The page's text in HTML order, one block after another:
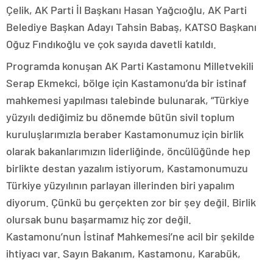
Çelik, AK Parti İl Başkanı Hasan Yağcıoğlu, AK Parti
Belediye Başkan Adayı Tahsin Babaş, KATSO Başkanı
Oğuz Fındıkoğlu ve çok sayıda davetli katıldı.
Programda konuşan AK Parti Kastamonu Milletvekili
Serap Ekmekci, bölge için Kastamonu’da bir istinaf
mahkemesi yapılması talebinde bulunarak, “Türkiye
yüzyılı dediğimiz bu dönemde bütün sivil toplum
kuruluşlarımızla beraber Kastamonumuz için birlik
olarak bakanlarımızın liderliğinde, öncülüğünde hep
birlikte destan yazalım istiyorum, Kastamonumuzu
Türkiye yüzyılının parlayan illerinden biri yapalım
diyorum. Çünkü bu gerçekten zor bir şey değil. Birlik
olursak bunu başarmamız hiç zor değil.
Kastamonu’nun İstinaf Mahkemesi’ne acil bir şekilde
ihtiyacı var. Sayın Bakanım, Kastamonu, Karabük,